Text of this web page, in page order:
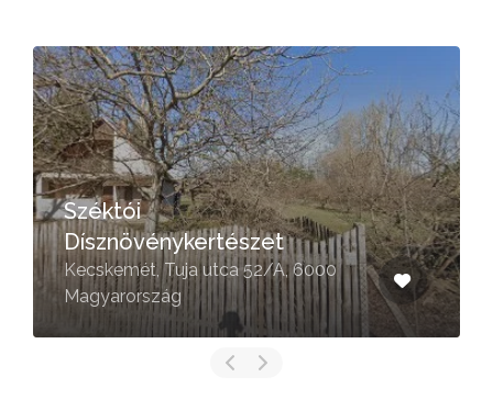
Széktói
Dísznövénykertészet
Kecskemét, Tuja utca 52/A, 6000
Magyarország